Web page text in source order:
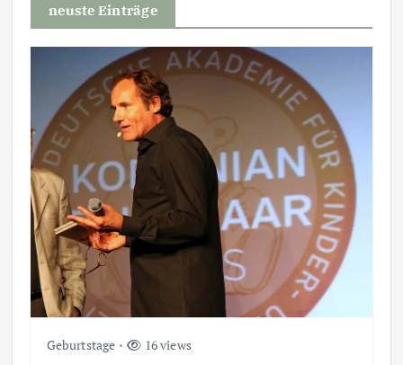
neuste Einträge
Geburtstage 16 views